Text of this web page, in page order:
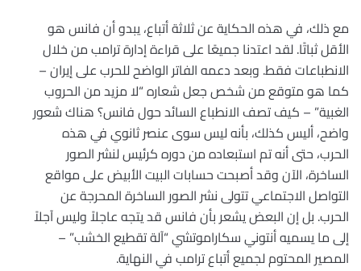
مع ذلك، في هذه الحكاية عن ثلاثة أتباع، يبدو أن فانس هو
الأقل ثباتًا. لقد اعتدنا جميعًا على قراءة إدارة ترامب من خلال
الانطباعات فقط. وبعد دعمه الفاتر الواضح للحرب على إيران –
كما هو متوقع من شخص جعل شعاره “لا مزيد من الحروب
الغبية” – كيف تصف الانطباع السائد حول فانس؟ هناك شعور
واضح، أليس كذلك، بأنه ليس سوى عنصر ثانوي في هذه
الحرب، حتى أنه تم استبعاده من دوره كرئيس لنشر الصور
الساخرة، الآن وقد أصبحت حسابات البيت الأبيض على مواقع
التواصل الاجتماعي تتولى نشر الصور الساخرة المحرجة عن
الحرب. بل إن البعض يشعر بأن فانس قد يتجه عاجلاً وليس آجلاً
إلى ما يسميه أنتوني سكاراموتشي “آلة تقطيع الخشب” –
المصير المحتوم لجميع أتباع ترامب في النهاية.